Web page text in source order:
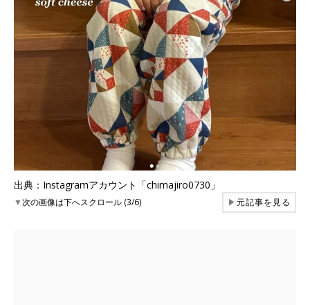
出典：Instagramアカウント「chimajiro0730」
▼次の画像は下へスクロール (3/6) ▶元記事を見る